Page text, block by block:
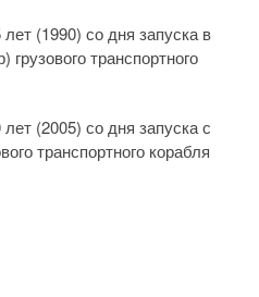
(1990) со дня запуска в
транспортного
(2005) со дня запуска с
транспортного корабля